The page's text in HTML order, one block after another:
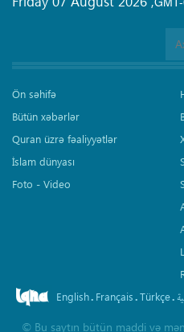
Ön səhifə
Bütün xəbərlər
Quran üzrə fəaliyyətlər
İslam dünyası
Foto - Video
English. Français.Türkçe.
© Bu saytın bütün maddi və